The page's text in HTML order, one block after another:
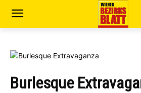
Burlesque